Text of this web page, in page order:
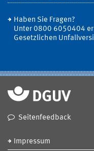
Haben Sie Fragen?
Unter 0800 6050404
Gesetzlichen
Seitenfeedback
Impressum